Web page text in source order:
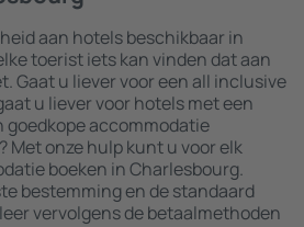
aan hotels beschikbaar in
toerist iets kan vinden dat aan
Gaat u liever voor een all inclusive
u liever voor hotels met een
goedkope accommodatie
Met onze hulp kunt u voor elk
boeken in Charlesbourg.
bestemming en de standaard
vervolgens de betaalmethoden